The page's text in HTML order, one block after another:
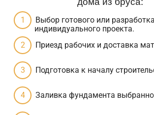
Выбор готового или разработка
индивидуального проекта.
Приезд рабочих и доставка
Подготовка к началу
Заливка фундамента